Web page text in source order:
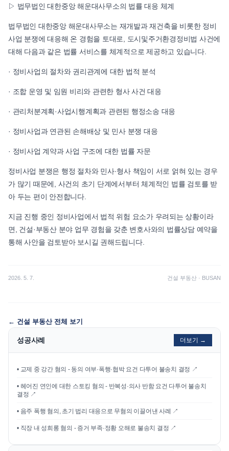
▷ 법무법인 대한중앙 해운대사무소의 법률 대응 체계
법무법인 대한중앙 해운대사무소는 재개발과 재건축을 비롯한 정비
사업 분쟁에 대응해 온 경험을 토대로, 도시및주거환경정비법 사건에
대해 다음과 같은 법률 서비스를 체계적으로 제공하고 있습니다.
· 정비사업의 절차와 권리관계에 대한 법적 분석
· 조합 운영 및 임원 비리와 관련한 형사 사건 대응
· 관리처분계획·사업시행계획과 관련된 행정소송 대응
· 정비사업과 연관된 손해배상 및 민사 분쟁 대응
· 정비사업 계약과 사업 구조에 대한 법률 자문
정비사업 분쟁은 행정 절차와 민사·형사 책임이 서로 얽혀 있는 경우
가 많기 때문에, 사건의 초기 단계에서부터 체계적인 법률 검토를 받
아 두는 편이 안전합니다.
지금 진행 중인 정비사업에서 법적 위험 요소가 우려되는 상황이라
면, 건설·부동산 분야 업무 경험을 갖춘 변호사와의 법률상담 예약을
통해 사안을 검토받아 보시길 권해드립니다.
2026. 5. 7. 건설 부동산 · BUSAN
← 건설 부동산전체 보기
성공사례 더보기 →
• 교제 중 강간 혐의 - 동의 여부·폭행·협박 요건 다투어 불송치 결정 ↗
• 헤어진 연인에 대한 스토킹 혐의 - 반복성·의사 반함 요건 다투어 불송치
결정 ↗
• 음주 폭행 혐의, 초기 법리 대응으로 무혐의 이끌어낸 사례 ↗
• 직장 내 성희롱 혐의 - 증거 부족·정황 오해로 불송치 결정 ↗